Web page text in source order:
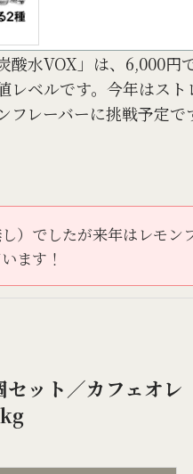
酸水VOX」は、6,000円
レベルです。今年はス
フレーバーに挑戦予定で
）でしたが来年はレモン
ます！
ット／カフェオレ